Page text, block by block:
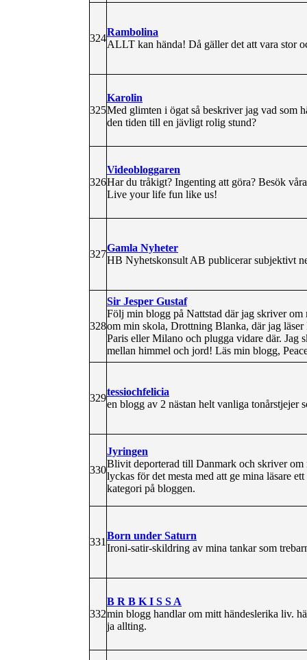
324
Rambolina
ALLT kan hända! Då gäller det att vara stor
325
Karolin
Med glimten i ögat så beskriver jag vad som
den tiden till en jävligt rolig stund?
326
Videobloggaren
Har du tråkigt? Ingenting att göra? Besök
Live your life fun like us!
327
Gamla Nyheter
HB Nyhetskonsult AB publicerar subjektivt
328
Sir Jesper Gustaf
Följ min blogg på Nattstad där jag skriver
om min skola, Drottning Blanka, där jag
Paris eller Milano och plugga vidare där. Jag
mellan himmel och jord! Läs min blogg,
329
tessiochfelicia
en blogg av 2 nästan helt vanliga
330
Jyringen
Blivit deporterad till Danmark och skriver
lyckas för det mesta med att ge mina läsare
kategori på bloggen.
331
Born under Saturn
Ironi-satir-skildring av mina tankar som
332
B R B K I S S A
min blogg handlar om mitt händeslerika liv.
ja allting.